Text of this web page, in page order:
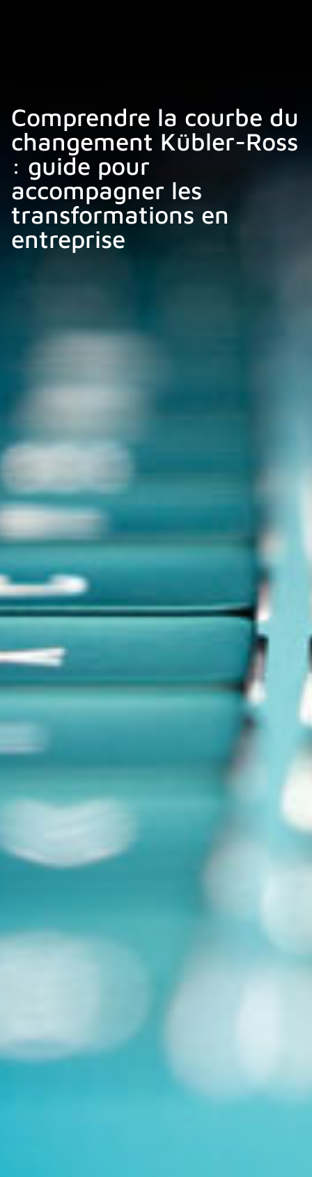
Comprendre la courbe du
changement Kübler-Ross
: guide pour
accompagner les
transformations en
entreprise